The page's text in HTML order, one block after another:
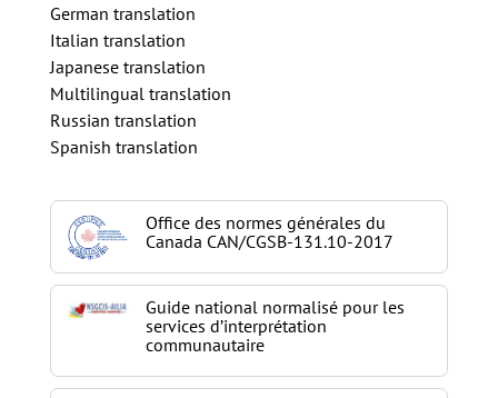
German translation
Italian translation
Japanese translation
Multilingual translation
Russian translation
Spanish translation
Office des normes générales du
Canada CAN/CGSB-131.10-2017
Guide national normalisé pour les
services d’interprétation
communautaire